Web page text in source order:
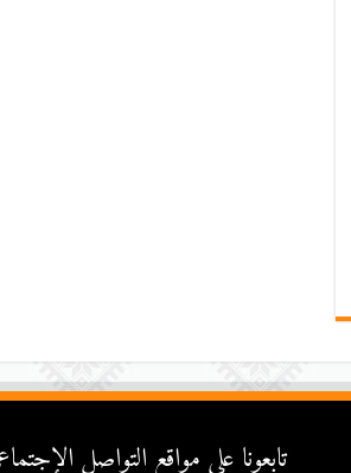
تابعونا على مواقع التواصل